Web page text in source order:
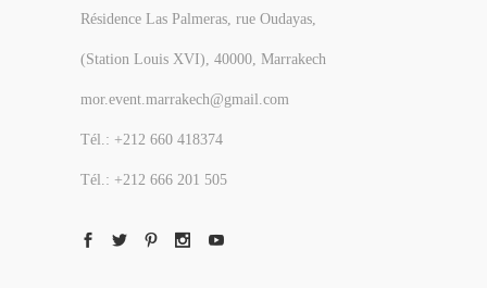
Résidence Las Palmeras, rue Oudayas,
(Station Louis XVI), 40000, Marrakech
mor.event.marrakech@gmail.com
Tél.: +212 660 418374
Tél.: +212 666 201 505